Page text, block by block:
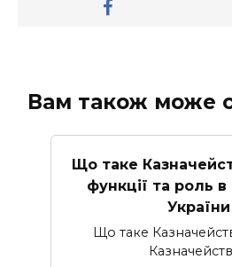
Вам також може
Що таке
функції та роль в
України
Що таке